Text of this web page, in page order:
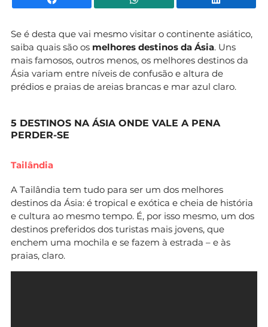
Se é desta que vai mesmo visitar o continente asiático,
saiba quais são os melhores destinos da Ásia. Uns
mais famosos, outros menos, os melhores destinos da
Ásia variam entre níveis de confusão e altura de
prédios e praias de areias brancas e mar azul claro.
5 DESTINOS NA ÁSIA ONDE VALE A PENA
PERDER-SE
Tailândia
A Tailândia tem tudo para ser um dos melhores
destinos da Ásia: é tropical e exótica e cheia de história
e cultura ao mesmo tempo. É, por isso mesmo, um dos
destinos preferidos dos turistas mais jovens, que
enchem uma mochila e se fazem à estrada – e às
praias, claro.